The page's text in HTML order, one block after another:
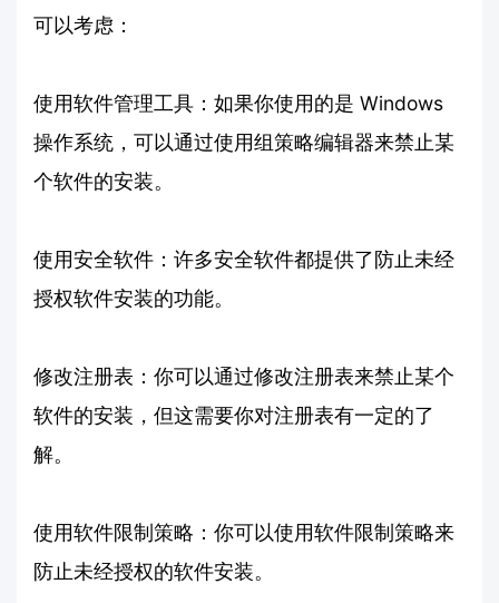
可以考虑：
使用软件管理工具：如果你使用的是 Windows
操作系统，可以通过使用组策略编辑器来禁止某
个软件的安装。
使用安全软件：许多安全软件都提供了防止未经
授权软件安装的功能。
修改注册表：你可以通过修改注册表来禁止某个
软件的安装，但这需要你对注册表有一定的了
解。
使用软件限制策略：你可以使用软件限制策略来
防止未经授权的软件安装。